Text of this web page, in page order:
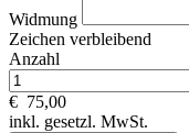
Widmung
Zeichen verbleibend
Anzahl
€ 75,00
inkl. gesetzl. MwSt.